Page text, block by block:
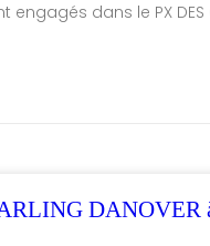
engagés dans le PX DES
DANOVER